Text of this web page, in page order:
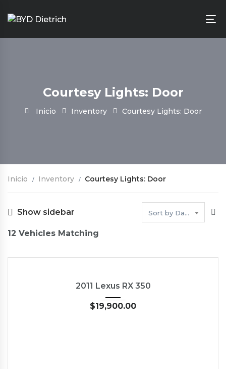
Courtesy Lights: Door
Inicio Inventory Courtesy Lights: Door
Inicio Inventory Courtesy Lights: Door
Show sidebar Sort by Date
12 Vehicles Matching
2011 Lexus RX 350
$19,900.00